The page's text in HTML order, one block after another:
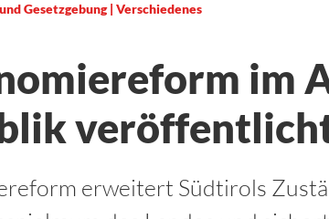
Gesetzgebung | Verschiedenes
im
erweitert Südtirols